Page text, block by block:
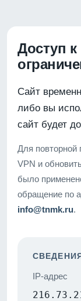
Доступ
Сайт
либо вы
сайт будет
Для повторной
VPN и
было
обращение по
info@tnmk.ru.
IP-адрес